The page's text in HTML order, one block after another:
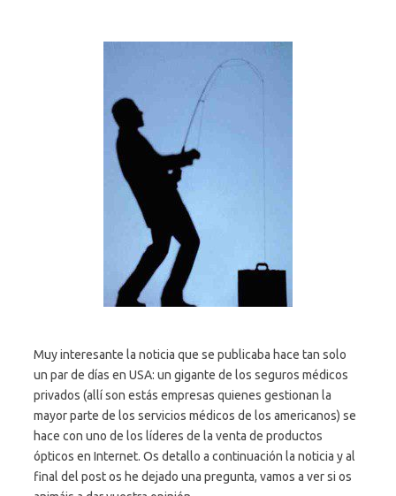
Muy interesante la noticia que se publicaba hace tan solo
un par de días en USA: un gigante de los seguros médicos
privados (allí son estás empresas quienes gestionan la
mayor parte de los servicios médicos de los americanos) se
hace con uno de los líderes de la venta de productos
ópticos en Internet. Os detallo a continuación la noticia y al
final del post os he dejado una pregunta, vamos a ver si os